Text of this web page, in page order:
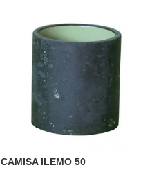
CAMISA ILEMO 50